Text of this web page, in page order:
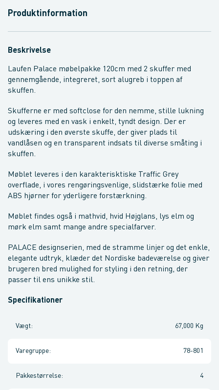
Produktinformation
Beskrivelse
Laufen Palace møbelpakke 120cm med 2 skuffer med
gennemgående, integreret, sort alugreb i toppen af
skuffen.
Skufferne er med softclose for den nemme, stille lukning
og leveres med en vask i enkelt, tyndt design. Der er
udskæring i den øverste skuffe, der giver plads til
vandlåsen og en transparent indsats til diverse småting i
skuffen.
Møblet leveres i den karakterisktiske Traffic Grey
overflade, i vores rengøringsvenlige, slidstærke folie med
ABS hjørner for yderligere forstærkning.
Møblet findes også i mathvid, hvid Højglans, lys elm og
mørk elm samt mange andre specialfarver.
PALACE designserien, med de stramme linjer og det enkle,
elegante udtryk, klæder det Nordiske badeværelse og giver
brugeren bred mulighed for styling i den retning, der
passer til ens unikke stil.
Specifikationer
Vægt: 67,000 Kg
Varegruppe: 78-801
Pakkestørrelse: 4